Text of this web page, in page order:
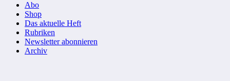
Abo
Shop
Das aktuelle Heft
Rubriken
Newsletter abonnieren
Archiv